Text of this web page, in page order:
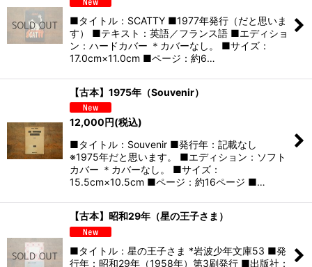
並び順:
絞り込む
■タイトル：SCATTY ■1977年発行（だと思いま
す） ■テキスト：英語／フランス語 ■エディショ
ン：ハードカバー ＊カバーなし。 ■サイズ：
17.0cm×11.0cm ■ページ：約6…
【古本】1975年（Souvenir）
12,000円(税込)
■タイトル：Souvenir ■発行年：記載なし
※1975年だと思います。 ■エディション：ソフト
カバー ＊カバーなし。 ■サイズ：
15.5cm×10.5cm ■ページ：約16ページ ■…
【古本】昭和29年（星の王子さま）
■タイトル：星の王子さま *岩波少年文庫53 ■発
行年：昭和29年（1958年）第3刷発行 ■出版社：